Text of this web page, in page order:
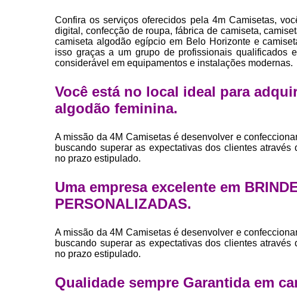
Confira os serviços oferecidos pela 4m Camisetas,
digital, confecção de roupa, fábrica de camiseta,
camiseta algodão egípcio em Belo Horizonte e
isso graças a um grupo de profissionais qualificados
considerável em equipamentos e instalações modernas.
Você está no local ideal para
algodão feminina.
A missão da 4M Camisetas é desenvolver e
buscando superar as expectativas dos clientes
no prazo estipulado.
Uma empresa excelente em
PERSONALIZADAS.
A missão da 4M Camisetas é desenvolver e
buscando superar as expectativas dos clientes
no prazo estipulado.
Qualidade sempre Garantida em